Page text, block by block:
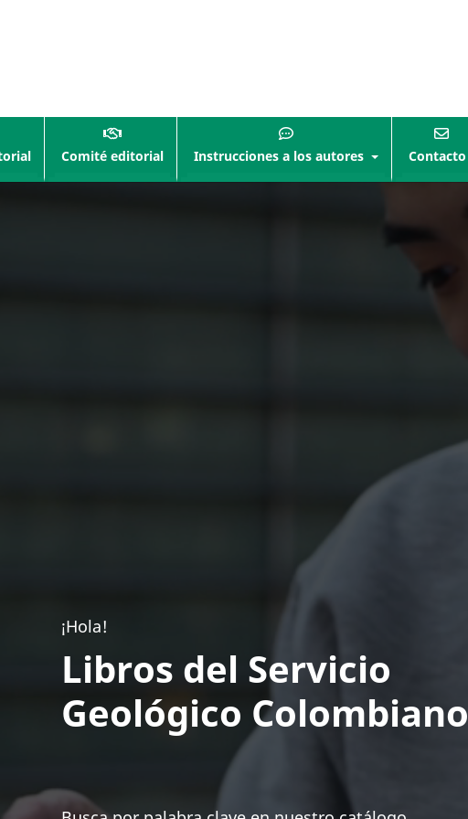
Comité editorial Instrucciones a los autores Contacto
¡Hola!
Libros del Servicio
Geológico Colombiano